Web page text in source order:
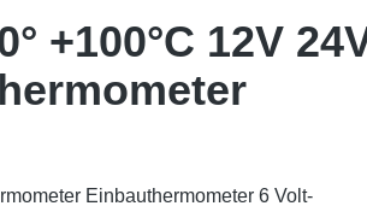
+100°C 12V